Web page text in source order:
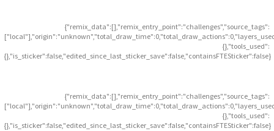
{"remix_data":[],"remix_entry_point":"challenges","source_tags":
{},"tools_used":
{},"is_sticker":false,"edited_since_last_sticker_save":false,"containsFTESticker":false}
{"remix_data":[],"remix_entry_point":"challenges","source_tags":
{},"tools_used":
{},"is_sticker":false,"edited_since_last_sticker_save":false,"containsFTESticker":false}